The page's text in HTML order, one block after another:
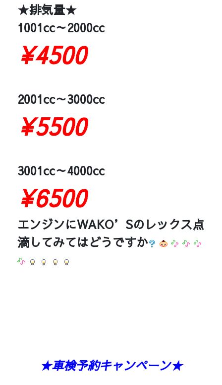
★排気量★
1001cc～2000cc
¥4500
2001cc～3000cc
¥5500
3001cc～4000cc
¥6500
エンジンにWAKO’Sのレックス点
滴してみてはどうですか
★車検予約キャンペーン★